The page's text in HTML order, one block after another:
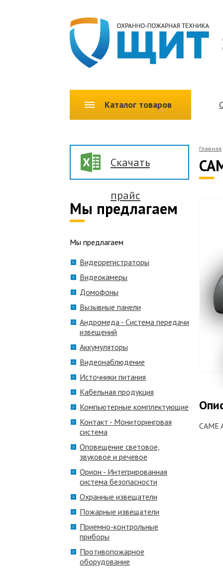
Каталог товаров
Главная
CAME
Скачать
прайс
Мы предлагаем
Мы предлагаем
Видеорегистраторы
Видеокамеры
Домофоны
Вызывные панели
Андромеда - Система передачи
извещений
Аккумуляторы
Видеонаблюдение
Источники питания
Кабельная продукция
Компьютерные комплектующие
Контакт - Мониторинговая
система
Оповещение световое,
звуковое и речевое
Орион - Интегрированная
система безопасности
Охранные извещатели
Пожарные извещатели
Приемно-контрольные
приборы
Противопожарное
оборудование